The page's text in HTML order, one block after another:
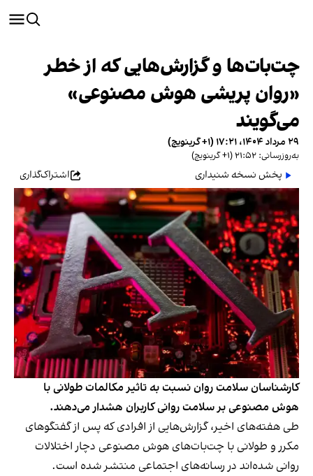
چت‌بات‌ها و گزارش‌هایی که از خطر
«روان پریشی هوش مصنوعی»
می‌گویند
۲۹ مرداد ۱۴۰۴، ۱۷:۲۱ (‎+۱ گرینویچ)
به‌روزرسانی: ۲۱:۵۲ (‎+۱ گرینویچ)
پخش نسخه شنیداری اشتراک‌گذاری
کارشناسان سلامت روان نسبت به تاثیر مکالمات طولانی با
هوش مصنوعی بر سلامت روانی کاربران هشدار می‌دهند.
طی هفته‌های اخیر، گزارش‌هایی از افرادی که پس از گفتگوهای
مکرر و طولانی با چت‌بات‌های هوش مصنوعی دچار اختلالات
روانی شده‌اند در رسانه‌های اجتماعی منتشر شده است.